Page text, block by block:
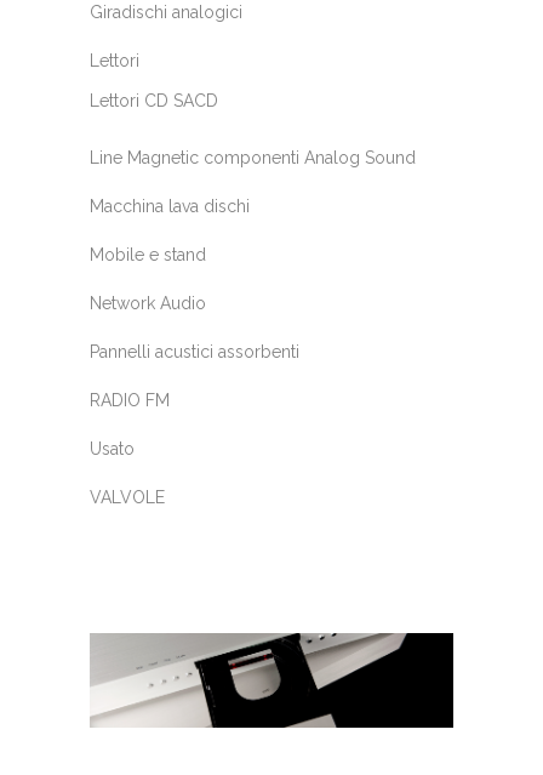
Giradischi analogici
Lettori
Lettori CD SACD
Line Magnetic componenti Analog Sound
Macchina lava dischi
Mobile e stand
Network Audio
Pannelli acustici assorbenti
RADIO FM
Usato
VALVOLE